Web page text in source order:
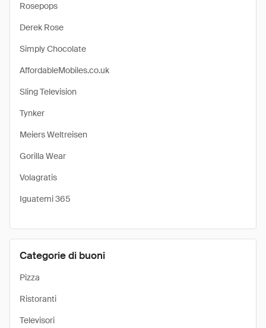
Rosepops
Derek Rose
Simply Chocolate
AffordableMobiles.co.uk
Sling Television
Tynker
Meiers Weltreisen
Gorilla Wear
Volagratis
Iguatemi 365
Categorie di buoni
Pizza
Ristoranti
Televisori